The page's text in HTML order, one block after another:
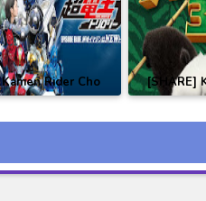
Kamen Rider Cho
Den-O Trilogy
Episode BLUE BD
[SHARE]
Panda 3
WEBRip